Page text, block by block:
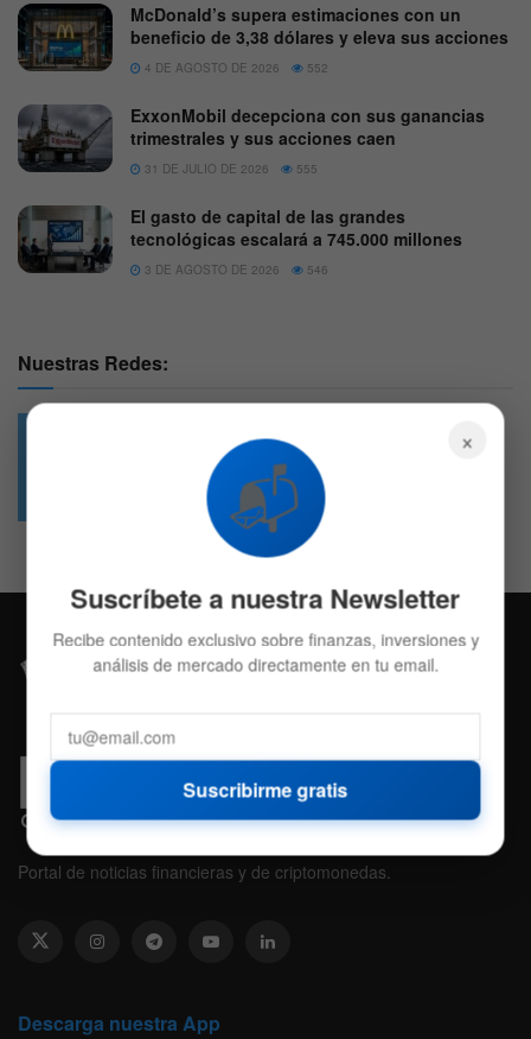
McDonald’s supera estimaciones con un
beneficio de 3,38 dólares y eleva sus acciones
4 DE AGOSTO DE 2026 552
ExxonMobil decepciona con sus ganancias
trimestrales y sus acciones caen
31 DE JULIO DE 2026 555
El gasto de capital de las grandes
tecnológicas escalará a 745.000 millones
3 DE AGOSTO DE 2026 546
Nuestras Redes:
4.7k
Followers
Portal de noticias financieras y de criptomonedas.
Descarga nuestra App
×
📬
Suscríbete a nuestra Newsletter
Recibe contenido exclusivo sobre finanzas, inversiones y
análisis de mercado directamente en tu email.
Suscribirme gratis